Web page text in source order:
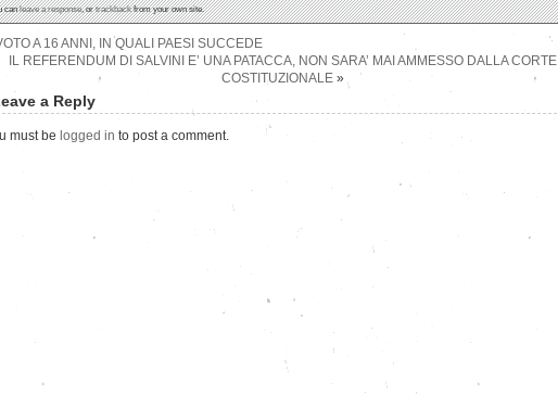
canleave a response, ortrackbackfrom your own site.
A 16 ANNI, IN QUALI PAESI SUCCEDE
IL REFERENDUM DI SALVINI E’ UNA PATACCA, NON SARA’ MAI AMMESSO DALLA CORTE
COSTITUZIONALE»
a Reply
must be logged in to post a comment.